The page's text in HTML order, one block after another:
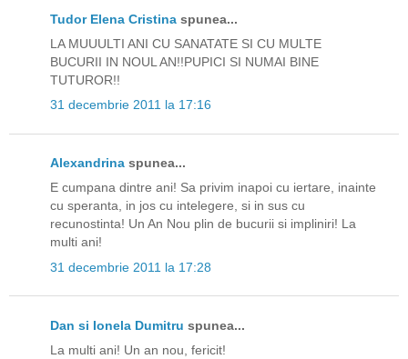
Tudor Elena Cristina spunea...
LA MUUULTI ANI CU SANATATE SI CU MULTE
BUCURII IN NOUL AN!!PUPICI SI NUMAI BINE
TUTUROR!!
31 decembrie 2011 la 17:16
Alexandrina spunea...
E cumpana dintre ani! Sa privim inapoi cu iertare, inainte
cu speranta, in jos cu intelegere, si in sus cu
recunostinta! Un An Nou plin de bucurii si impliniri! La
multi ani!
31 decembrie 2011 la 17:28
Dan si Ionela Dumitru spunea...
La multi ani! Un an nou, fericit!